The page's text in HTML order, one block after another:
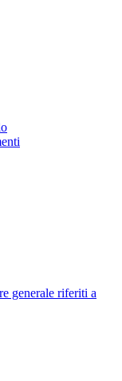
generale riferiti a